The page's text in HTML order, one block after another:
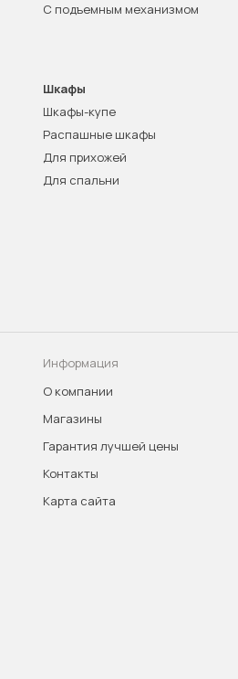
С подъемным механизмом
Шкафы
Шкафы-купе
Распашные шкафы
Для прихожей
Для спальни
Информация
О компании
Магазины
Гарантия лучшей цены
Контакты
Карта сайта